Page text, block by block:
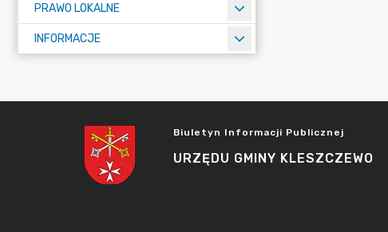
PRAWO LOKALNE
INFORMACJE
Biuletyn Informacji Publicznej
URZĘDU GMINY KLESZCZEWO